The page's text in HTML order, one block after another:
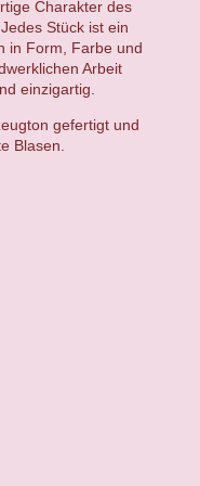
Charakter des
Stück ist ein
in Form, Farbe und
Arbeit
einzigartig.
gefertigt und
Blasen.